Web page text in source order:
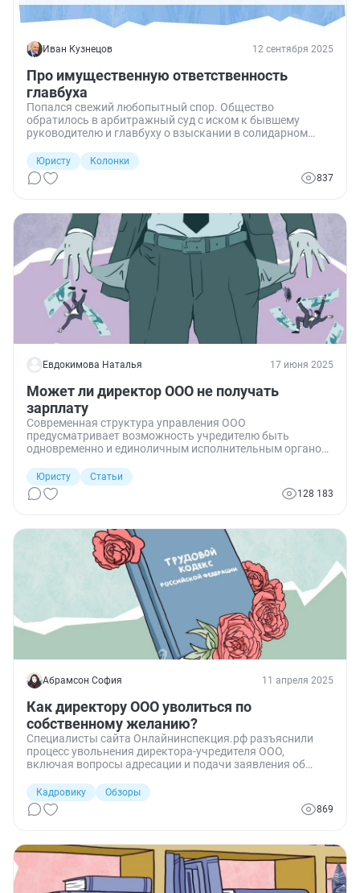
Иван Кузнецов 12 сентября 2025
Про имущественную ответственность
главбуха
Попался свежий любопытный спор. Общество
обратилось в арбитражный суд с иском к бывшему
руководителю и главбуху о взыскании в солидарном
Юристу
Колонки
837
Евдокимова Наталья 17 июня 2025
Может ли директор ООО не получать
зарплату
Современная структура управления ООО
предусматривает возможность учредителю быть
одновременно и единоличным исполнительным органом.
согласно которой генеральный директор без трудового
договора и заработной платы может осуществлять
деятельность. В практике существуют разные точки
Юристу
Статьи
128 183
Абрамсон София 11 апреля 2025
Как директору ООО уволиться по
собственному желанию?
Специалисты сайта Онлайнинспекция.рф разъяснили
процесс увольнения директора-учредителя ООО,
включая вопросы адресации и подачи заявления об
Кадровику
Обзоры
869